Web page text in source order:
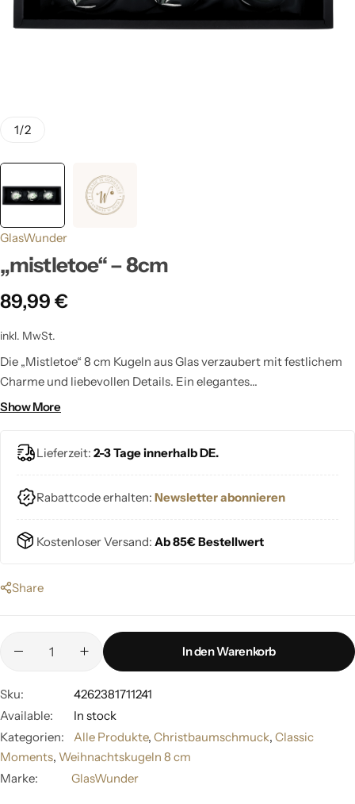
1/2
GlasWunder
„mistletoe“ – 8cm
89,99 €
inkl. MwSt.
Die „Mistletoe“ 8 cm Kugeln aus Glas verzaubert mit festlichem
Charme und liebevollen Details. Ein elegantes
Weihnachtsornament, das deinem Baum winterliche Frische und
Show More
Lieferzeit: 2-3 Tage innerhalb DE.
Rabattcode erhalten: Newsletter abonnieren
Kostenloser Versand: Ab 85€ Bestellwert
Share
In den Warenkorb
Sku:
4262381711241
Available:
In stock
Kategorien:
Alle Produkte, Christbaumschmuck, Classic
Moments, Weihnachtskugeln 8 cm
Marke:
GlasWunder